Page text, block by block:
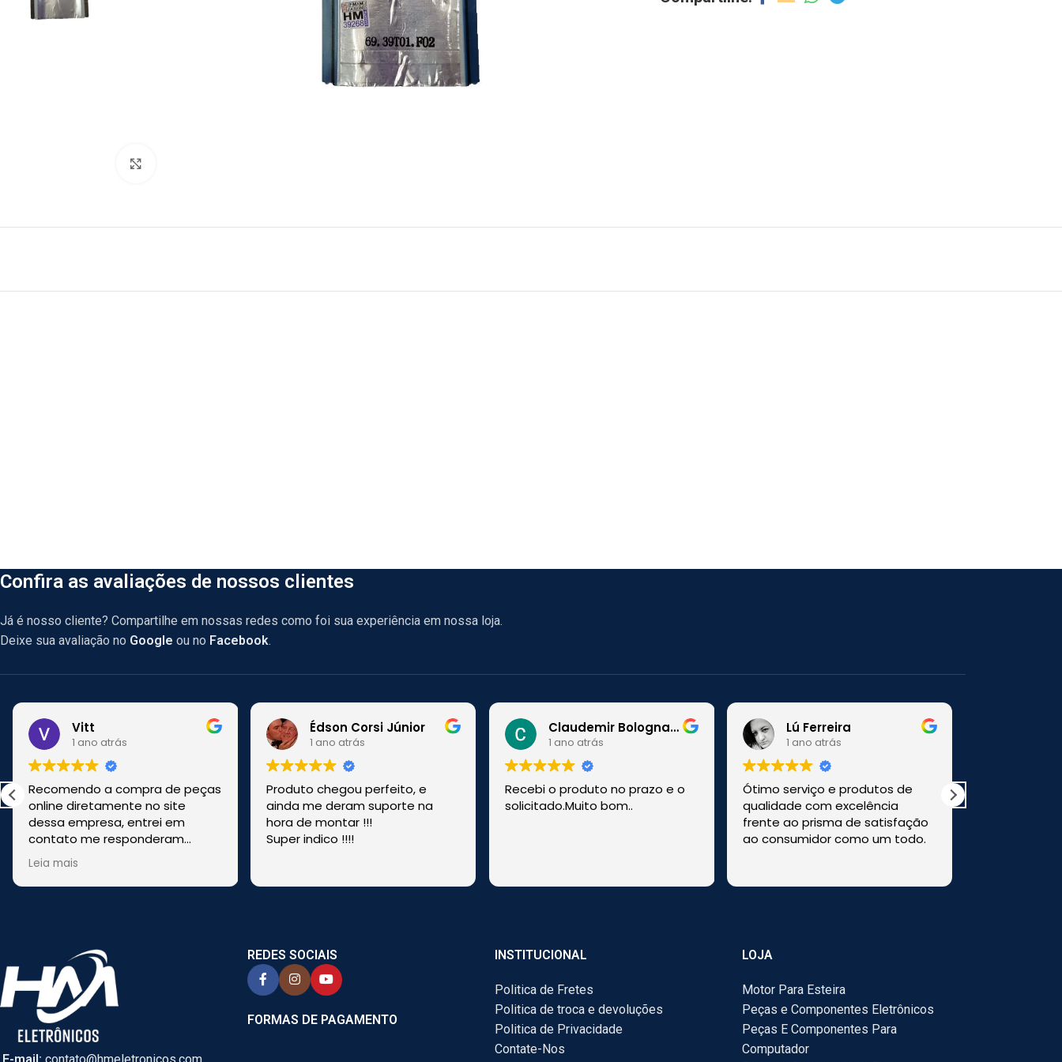
Confira as avaliações de nossos clientes
Já é nosso cliente? Compartilhe em nossas redes como foi sua experiência em nossa loja.
Deixe sua avaliação no Google ou no Facebook.
Vitt
1 ano atrás
Recomendo a compra de peças
online diretamente no site
dessa empresa, entrei em
contato me responderam
rapido, me tiraram duvidas,
enviaram pela transportadora e
foi bem rapido. Comprei de
Leia mais
Édson Corsi Júnior
1 ano atrás
Produto chegou perfeito, e
ainda me deram suporte na
hora de montar !!!
Super indico !!!!
Claudemir Bolognato
1 ano atrás
Recebi o produto no prazo e o
solicitado.Muito bom..
Lú Ferreira
1 ano atrás
Ótimo serviço e produtos de
qualidade com excelência
frente ao prisma de satisfação
ao consumidor como um todo.
REDES SOCIAIS
FORMAS DE PAGAMENTO
INSTITUCIONAL
Politica de Fretes
Politica de troca e devoluções
Politica de Privacidade
Contate-Nos
LOJA
Motor Para Esteira
Peças e Componentes Eletrônicos
Peças E Componentes Para
Computador